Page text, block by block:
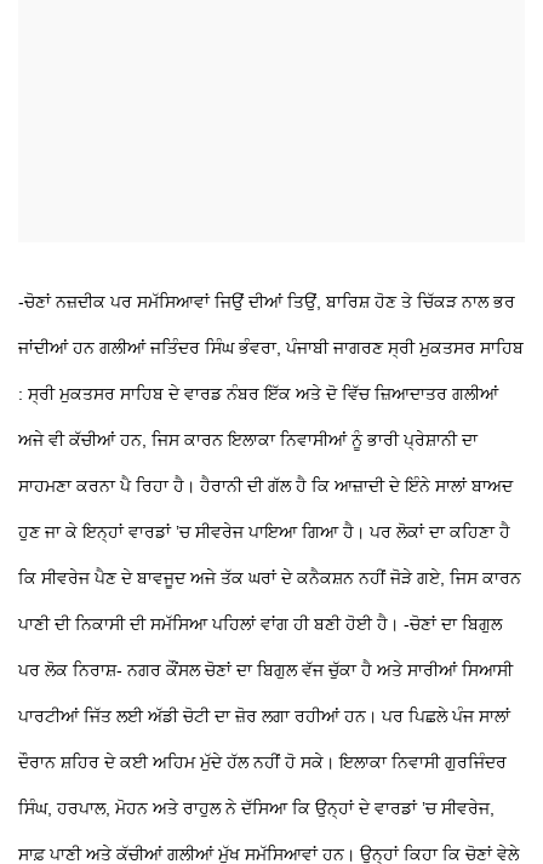
-ਚੋਣਾਂ ਨਜ਼ਦੀਕ ਪਰ ਸਮੱਸਿਆਵਾਂ ਜਿਉਂ ਦੀਆਂ ਤਿਉਂ, ਬਾਰਿਸ਼ ਹੋਣਤੇ ਚਿੱਕੜ ਨਾਲ ਭਰ
ਜਾਂਦੀਆਂ ਹਨ ਗਲੀਆਂਜਤਿੰਦਰ ਸਿੰਘ ਭੰਵਰਾ, ਪੰਜਾਬੀ ਜਾਗਰਣਸ੍ਰੀ ਮੁਕਤਸਰ ਸਾਹਿਬ
: ਸ੍ਰੀ ਮੁਕਤਸਰ ਸਾਹਿਬ ਦੇ ਵਾਰਡ ਨੰਬਰ ਇੱਕ ਅਤੇ ਦੋ ਵਿੱਚ ਜ਼ਿਆਦਾਤਰ ਗਲੀਆਂ
ਅਜੇ ਵੀ ਕੱਚੀਆਂ ਹਨ, ਜਿਸ ਕਾਰਨ ਇਲਾਕਾ ਨਿਵਾਸੀਆਂ ਨੂੰ ਭਾਰੀ ਪ੍ਰੇਸ਼ਾਨੀ ਦਾ
ਸਾਹਮਣਾ ਕਰਨਾ ਪੈ ਰਿਹਾ ਹੈ। ਹੈਰਾਨੀ ਦੀ ਗੱਲ ਹੈ ਕਿ ਆਜ਼ਾਦੀ ਦੇ ਇੰਨੇ ਸਾਲਾਂ ਬਾਅਦ
ਹੁਣ ਜਾ ਕੇ ਇਨ੍ਹਾਂ ਵਾਰਡਾਂ ’ਚ ਸੀਵਰੇਜ ਪਾਇਆ ਗਿਆ ਹੈ। ਪਰ ਲੋਕਾਂ ਦਾ ਕਹਿਣਾ ਹੈ
ਕਿ ਸੀਵਰੇਜ ਪੈਣ ਦੇ ਬਾਵਜੂਦ ਅਜੇ ਤੱਕ ਘਰਾਂ ਦੇ ਕਨੈਕਸ਼ਨ ਨਹੀਂ ਜੋੜੇ ਗਏ, ਜਿਸ ਕਾਰਨ
ਪਾਣੀ ਦੀ ਨਿਕਾਸੀ ਦੀ ਸਮੱਸਿਆ ਪਹਿਲਾਂ ਵਾਂਗ ਹੀ ਬਣੀ ਹੋਈ ਹੈ। -ਚੋਣਾਂ ਦਾ ਬਿਗੁਲ
ਪਰ ਲੋਕ ਨਿਰਾਸ਼-ਨਗਰ ਕੌਂਸਲ ਚੋਣਾਂ ਦਾ ਬਿਗੁਲ ਵੱਜ ਚੁੱਕਾ ਹੈ ਅਤੇ ਸਾਰੀਆਂ ਸਿਆਸੀ
ਪਾਰਟੀਆਂ ਜਿੱਤ ਲਈ ਅੱਡੀ ਚੋਟੀ ਦਾ ਜ਼ੋਰ ਲਗਾ ਰਹੀਆਂ ਹਨ। ਪਰ ਪਿਛਲੇ ਪੰਜ ਸਾਲਾਂ
ਦੌਰਾਨ ਸ਼ਹਿਰ ਦੇ ਕਈ ਅਹਿਮ ਮੁੱਦੇ ਹੱਲ ਨਹੀਂ ਹੋ ਸਕੇ। ਇਲਾਕਾ ਨਿਵਾਸੀ ਗੁਰਜਿੰਦਰ
ਸਿੰਘ, ਹਰਪਾਲ, ਮੋਹਨ ਅਤੇ ਰਾਹੁਲ ਨੇ ਦੱਸਿਆ ਕਿ ਉਨ੍ਹਾਂ ਦੇ ਵਾਰਡਾਂ ’ਚ ਸੀਵਰੇਜ,
ਸਾਫ਼ ਪਾਣੀ ਅਤੇ ਕੱਚੀਆਂ ਗਲੀਆਂ ਮੁੱਖ ਸਮੱਸਿਆਵਾਂ ਹਨ। ਉਨ੍ਹਾਂ ਕਿਹਾ ਕਿ ਚੋਣਾਂ ਵੇਲੇ